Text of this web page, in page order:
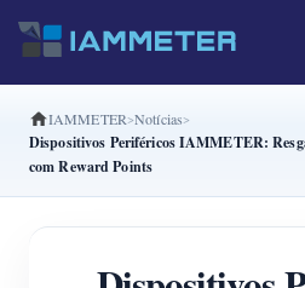
Produtos
Fase dividida Medidor
Trifásico Medidor de
IAMMETER Notícias
Dispositivos Periféricos IAMMETER:
com Reward Points